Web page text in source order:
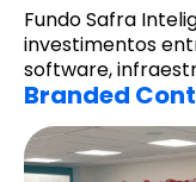
Fundo Safra
investimentos
software,
Branded